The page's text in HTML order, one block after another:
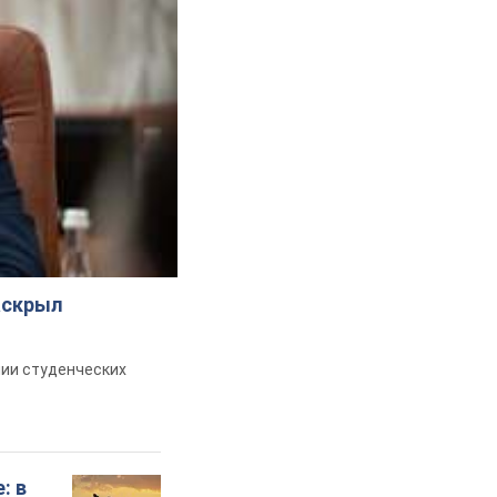
студенческих
в